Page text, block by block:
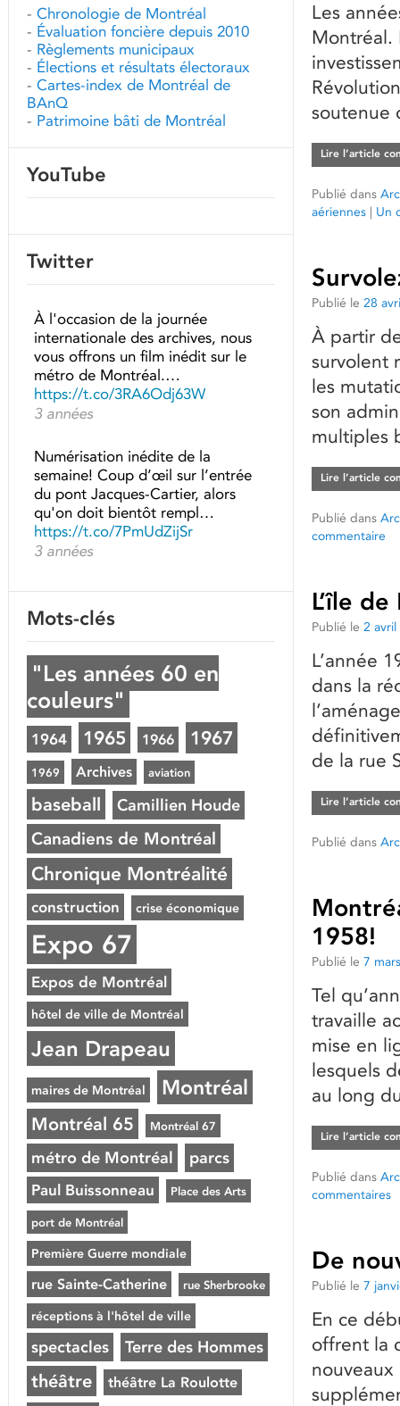
Les
Montréal.
soutenue
Lire l’article
Publié dans
aériennes | Un
Publié le 28
À partir
survolent
les
son
multiples
Lire l’article
Publié dans
commentaire
L’île
Publié le 2
L’année
dans la
de la rue
Lire l’article
Publié dans
1958!
Publié le 7
Tel
travaille
mise en
lesquels
au long
Lire l’article
Publié dans
commentaires
De
Publié le 7
En ce
offrent la
nouveaux
- Chronologie de Montréal
- Évaluation foncière depuis 2010
- Règlements municipaux
- Élections et résultats électoraux
- Cartes-index de Montréal de
BAnQ
- Patrimoine bâti de Montréal
YouTube
Twitter
À l'occasion de la journée
internationale des archives, nous
vous offrons un film inédit sur le
métro de Montréal.…
https://t.co/3RA6Odj63W
3 années
Numérisation inédite de la
semaine! Coup d’œil sur l’entrée
du pont Jacques-Cartier, alors
qu'on doit bientôt rempl…
https://t.co/7PmUdZijSr
3 années
Mots-clés
"Les années 60 en
couleurs"
1964 1965 1966 1967
1969 Archives aviation
baseball Camillien Houde
Canadiens de Montréal
Chronique Montréalité
construction crise économique
Expo 67
Expos de Montréal
hôtel de ville de Montréal
Jean Drapeau
maires de Montréal Montréal
Montréal 65 Montréal 67
métro de Montréal parcs
Paul Buissonneau Place des Arts
port de Montréal
Première Guerre mondiale
rue Sainte-Catherine rue Sherbrooke
réceptions à l'hôtel de ville
spectacles Terre des Hommes
théâtre théâtre La Roulotte